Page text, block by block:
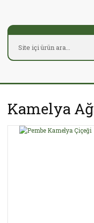
Kamelya